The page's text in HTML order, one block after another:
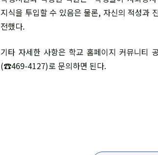
지식을 투입할 수 있음은 물론, 자신의 적성과
전했다.
기타 자세한 사항은 학교 홈페이지 커뮤니티
(☎469-4127)로 문의하면 된다.